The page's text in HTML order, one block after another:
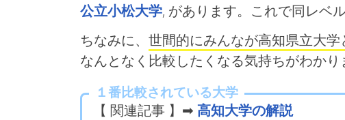
公立小松大学, があります。これで同レベ
ちなみに、 世間的にみんなが高知県立大
なんとなく比較したくなる気持ちがわかり
１番比較されている大学
【 関連記事 】➡ 高知大学の解説